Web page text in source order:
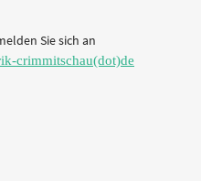
Sie sich an
crimmitschau(dot)de